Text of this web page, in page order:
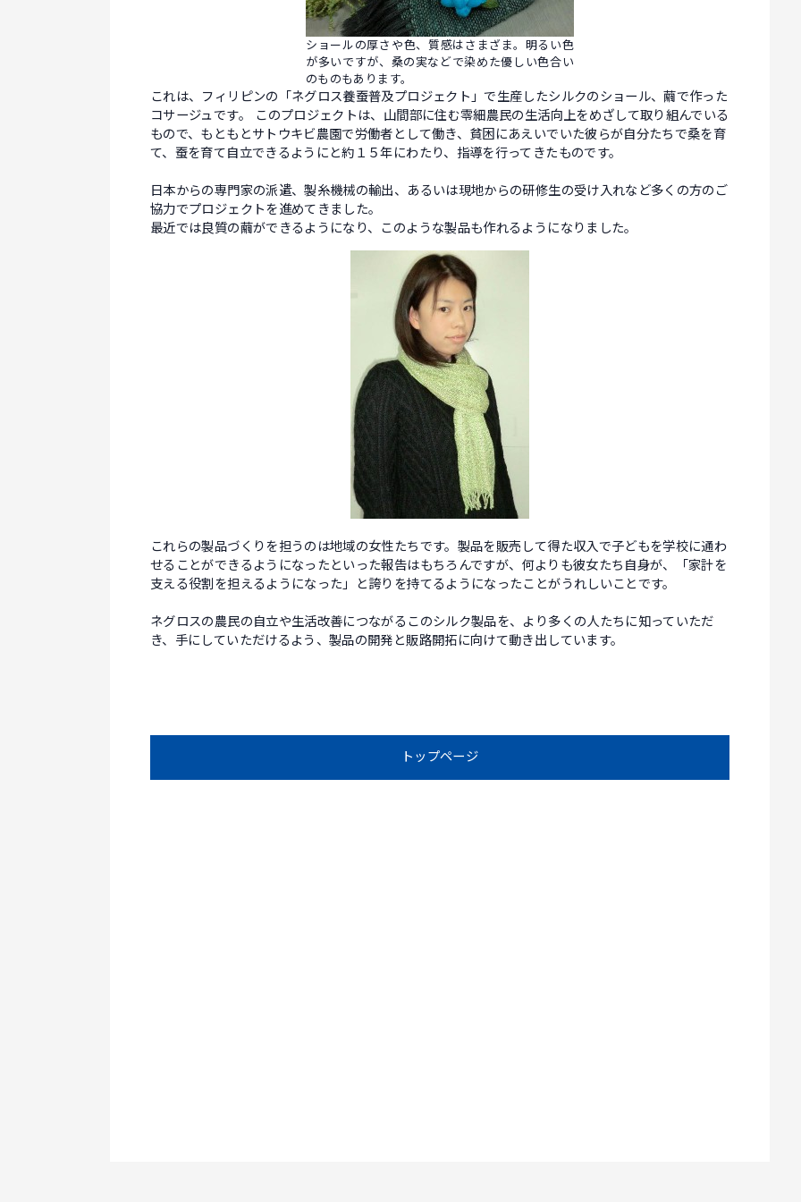
ショールの厚さや色、質感はさまざま。明るい色
が多いですが、桑の実などで染めた優しい色合い
のものもあります。
これは、フィリピンの「ネグロス養蚕普及プロジェクト」で生産したシルクのショール、繭で作った
コサージュです。 このプロジェクトは、山間部に住む零細農民の生活向上をめざして取り組んでいる
もので、もともとサトウキビ農園で労働者として働き、貧困にあえいでいた彼らが自分たちで桑を育
て、蚕を育て自立できるようにと約１５年にわたり、指導を行ってきたものです。
日本からの専門家の派遣、製糸機械の輸出、あるいは現地からの研修生の受け入れなど多くの方のご
協力でプロジェクトを進めてきました。
最近では良質の繭ができるようになり、このような製品も作れるようになりました。
これらの製品づくりを担うのは地域の女性たちです。製品を販売して得た収入で子どもを学校に通わ
せることができるようになったといった報告はもちろんですが、何よりも彼女たち自身が、「家計を
支える役割を担えるようになった」と誇りを持てるようになったことがうれしいことです。
ネグロスの農民の自立や生活改善につながるこのシルク製品を、より多くの人たちに知っていただ
き、手にしていただけるよう、製品の開発と販路開拓に向けて動き出しています。
トップページ